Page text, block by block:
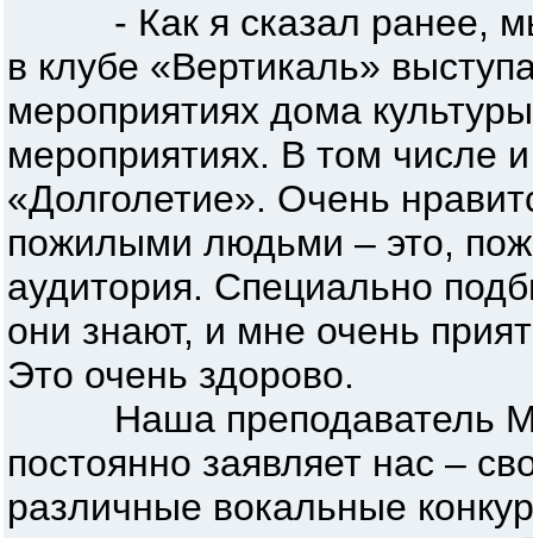
- Как я сказал ранее, мы
в клубе «Вертикаль»
мероприятиях дома
мероприятиях. В том числе
«Долголетие». Очень
пожилыми людьми – это,
аудитория. Специально
они знают, и мне очень
Это очень здорово.
Наша преподаватель
постоянно заявляет нас –
различные вокальные